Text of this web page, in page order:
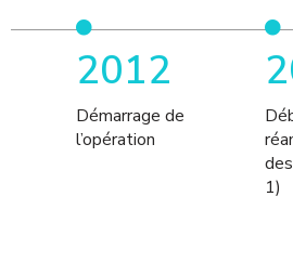
2012
Démarrage de
l’opération
1)